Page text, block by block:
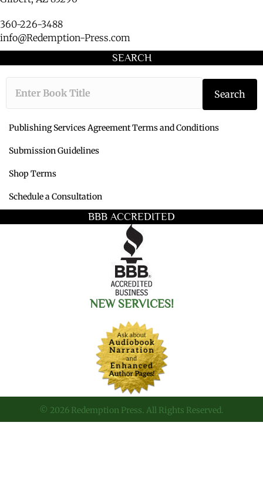
360-226-3488
info@Redemption-Press.com
SEARCH
Type the book
Search
Publishing Services Agreement Terms and Conditions
Submission Guidelines
Shop Terms
Schedule a Consultation
BBB ACCREDITED
NEW SERVICES!
© 2026 Redemption Press. All Rights Reserved.